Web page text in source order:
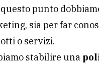
punto
sia per far
o servizi.
stabilire una